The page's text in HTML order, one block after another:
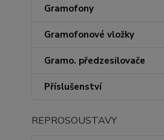
Gramofony
Gramofonové vložky
Gramo. předzesilovače
Příslušenství
REPROSOUSTAVY